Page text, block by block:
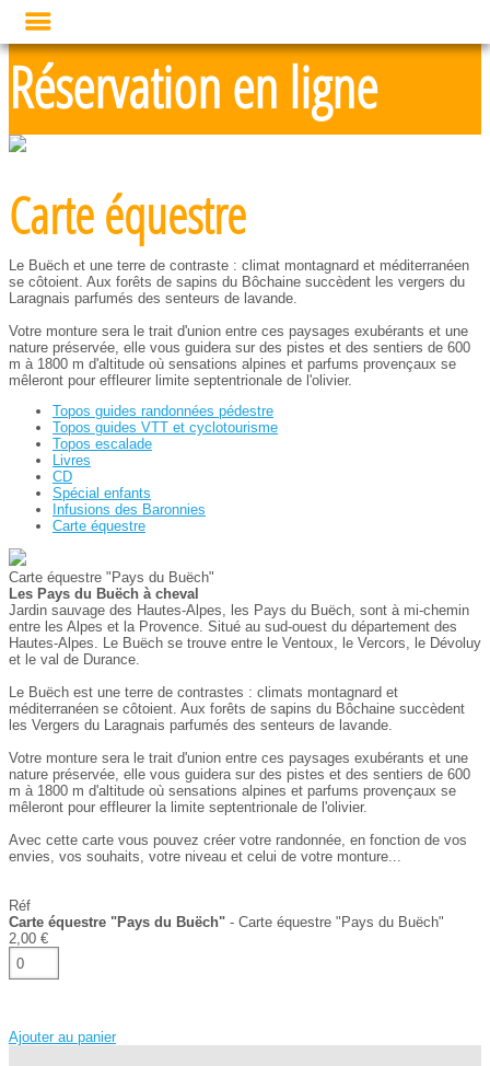
Réservation en ligne
Carte équestre
Le Buëch et une terre de contraste : climat montagnard et méditerranéen
se côtoient. Aux forêts de sapins du Bôchaine succèdent les vergers du
Laragnais parfumés des senteurs de lavande.
Votre monture sera le trait d'union entre ces paysages exubérants et une
nature préservée, elle vous guidera sur des pistes et des sentiers de 600
m à 1800 m d'altitude où sensations alpines et parfums provençaux se
mêleront pour effleurer limite septentrionale de l'olivier.
Topos guides randonnées pédestre
Topos guides VTT et cyclotourisme
Topos escalade
Livres
CD
Spécial enfants
Infusions des Baronnies
Carte équestre
Carte équestre "Pays du Buëch"
Les Pays du Buëch à cheval
Jardin sauvage des Hautes-Alpes, les Pays du Buëch, sont à mi-chemin
entre les Alpes et la Provence. Situé au sud-ouest du département des
Hautes-Alpes. Le Buëch se trouve entre le Ventoux, le Vercors, le Dévoluy
et le val de Durance.
Le Buëch est une terre de contrastes : climats montagnard et
méditerranéen se côtoient. Aux forêts de sapins du Bôchaine succèdent
les Vergers du Laragnais parfumés des senteurs de lavande.
Votre monture sera le trait d'union entre ces paysages exubérants et une
nature préservée, elle vous guidera sur des pistes et des sentiers de 600
m à 1800 m d'altitude où sensations alpines et parfums provençaux se
mêleront pour effleurer la limite septentrionale de l'olivier.
Avec cette carte vous pouvez créer votre randonnée, en fonction de vos
envies, vos souhaits, votre niveau et celui de votre monture...
Réf
Carte équestre "Pays du Buëch" - Carte équestre "Pays du Buëch"
2,00 €
Ajouter au panier